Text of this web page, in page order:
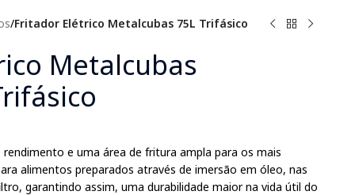
/Fritador Elétrico Metalcubas 75L Trifásico
Metalcubas
e uma área de fritura ampla para os mais
alimentos preparados através de imersão em óleo, nas
garantindo assim, uma durabilidade maior na vida útil do